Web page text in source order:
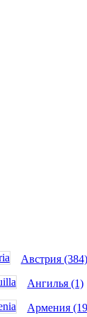
Австрия (384)
Ангилья (1)
Армения